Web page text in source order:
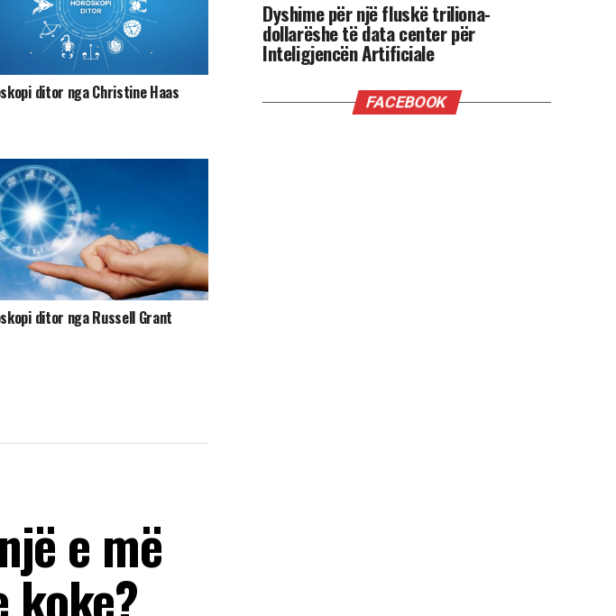
ditor nga Christine Haas
ditor nga Russell Grant
e më
koke?
Dyshime për një fluskë triliona-
dollarëshe të data center për
Inteligjencën Artificiale
FACEBOOK